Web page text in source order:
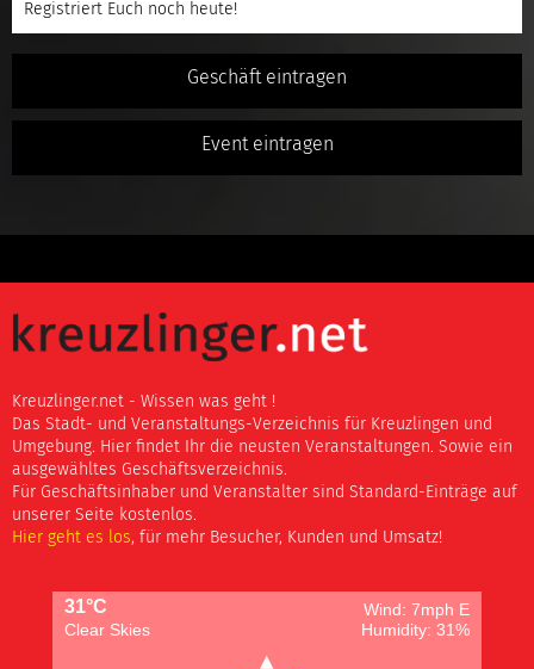
Registriert Euch noch heute!
Geschäft eintragen
Event eintragen
Kreuzlinger.net - Wissen was geht !
Das Stadt- und Veranstaltungs-Verzeichnis für Kreuzlingen und
Umgebung. Hier findet Ihr die neusten Veranstaltungen. Sowie ein
ausgewähltes Geschäftsverzeichnis.
Für Geschäftsinhaber und Veranstalter sind Standard-Einträge auf
unserer Seite kostenlos.
Hier geht es los, für mehr Besucher, Kunden und Umsatz!
31°C
Wind: 7mph E
Clear Skies
Humidity: 31%